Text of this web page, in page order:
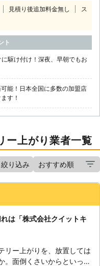
見積り後追加料金無し
ス
ト
駆け付け！深夜、早朝でもお
能！日本全国に多数の加盟店
す！
ー上がり業者一覧
絞り込み
は「株式会社クイットキ
リー上がりを、放置しては
。面倒くさいからといって